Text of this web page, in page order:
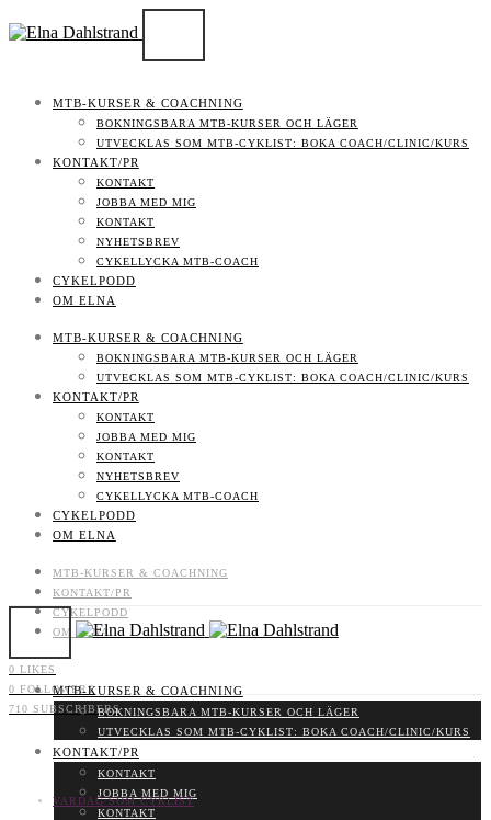
MTB-KURSER & COACHNING
BOKNINGSBARA MTB-KURSER OCH LÄGER
UTVECKLAS SOM MTB-CYKLIST: BOKA COACH/CLINIC/KURS
KONTAKT/PR
KONTAKT
JOBBA MED MIG
KONTAKT
NYHETSBREV
CYKELLYCKA MTB-COACH
CYKELPODD
OM ELNA
MTB-KURSER & COACHNING
BOKNINGSBARA MTB-KURSER OCH LÄGER
UTVECKLAS SOM MTB-CYKLIST: BOKA COACH/CLINIC/KURS
KONTAKT/PR
KONTAKT
JOBBA MED MIG
KONTAKT
NYHETSBREV
CYKELLYCKA MTB-COACH
CYKELPODD
OM ELNA
MTB-KURSER & COACHNING
KONTAKT/PR
CYKELPODD
OM ELNA
0 LIKES
0 FOLLOWERS
710 SUBSCRIBERS
MTB-KURSER & COACHNING
BOKNINGSBARA MTB-KURSER OCH LÄGER
UTVECKLAS SOM MTB-CYKLIST: BOKA COACH/CLINIC/KURS
KONTAKT/PR
KONTAKT
JOBBA MED MIG
KONTAKT
VARDAG SOM CYKLIST